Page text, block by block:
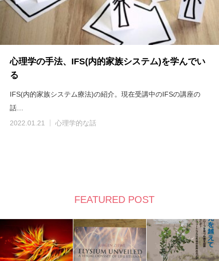
心理学の手法、IFS(内的家族システム)を学んでい
る
IFS(内的家族システム療法)の紹介。現在受講中のIFSの講座の
話…
2022.01.21
心理学的な話
FEATURED POST